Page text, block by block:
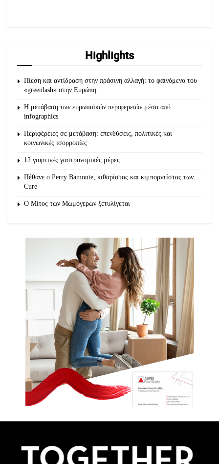
Highlights
Πίεση και αντίδραση στην πράσινη αλλαγή: το φαινόμενο του
«greenlash» στην Ευρώπη
Η μετάβαση των ευρωπαϊκών περιφερειών μέσα από
infographics
Περιφέρειες σε μετάβαση: επενδύσεις, πολιτικές και
κοινωνικές ισορροπίες
12 γιορτινές γαστρονομικές μέρες
Πέθανε ο Perry Bamonte, κιθαρίστας και κιμπορντίστας των
Cure
O Μίτος των Μωμόγερων ξετυλίγεται